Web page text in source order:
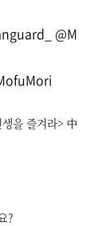
@M
을 즐겨라> 中
?